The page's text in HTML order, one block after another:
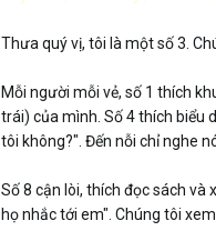
Thưa quý vị, tôi là một số 3.
Mỗi người mỗi vẻ, số 1 thích
trái) của mình. Số 4 thích biểu
tôi không?". Đến nỗi chỉ nghe
Số 8 cận lòi, thích đọc sách
họ nhắc tới em". Chúng tôi